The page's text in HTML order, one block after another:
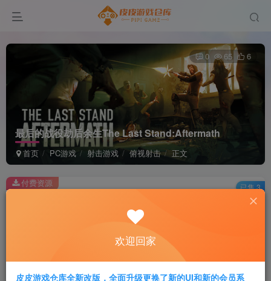
最后的战役劫后余生The Last Stand:Aftermath
首页 PC游戏 射击游戏 俯视射击 正文
0 65 6
此内容为付费资源，请付费后查看
2积分
黄金会员免费 超级会员免费
付费资源 已售 3
欢迎回家
皮皮游戏仓库全新改版，全面升级更换了新的UI和新的会员系